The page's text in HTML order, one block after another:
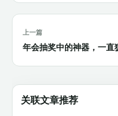
上一篇
年会抽奖中的神器，一直
关联文章推荐